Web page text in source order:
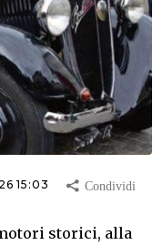
15:03
storici, alla